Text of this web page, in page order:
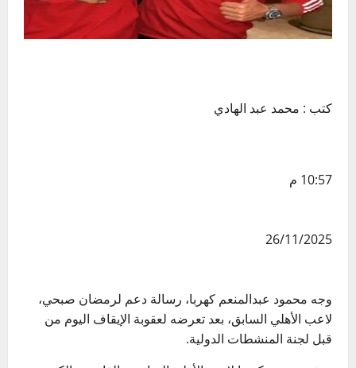
كتب : محمد عبد الهادي
10:57 م
26/11/2025
وجه محمود عبدالمنعم كهربا، رسالة دعم لرمضان صبحي،
لاعب الأهلي السابق، بعد تعرضه لعقوبة الإيقاف اليوم من
قبل لجنة المنشطات الدولية.